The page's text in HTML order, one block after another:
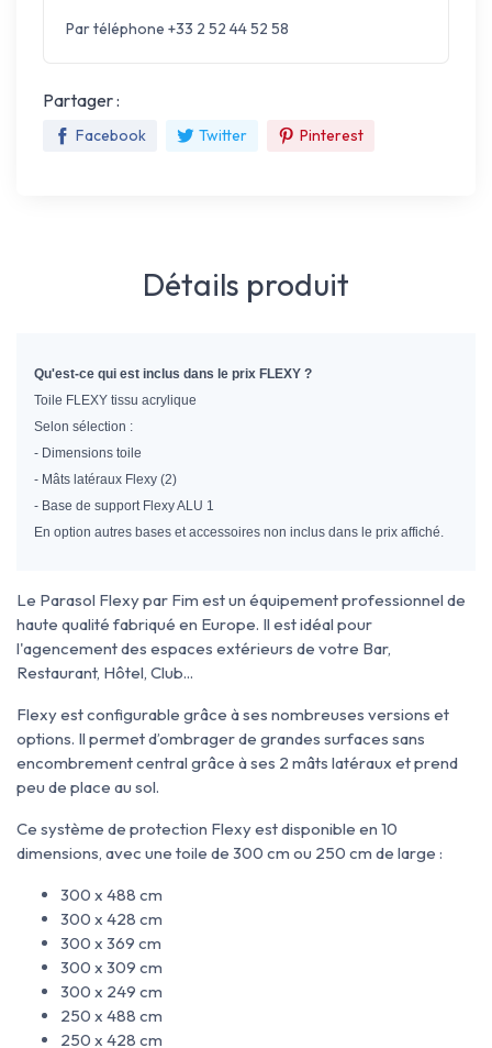
Par téléphone +33 2 52 44 52 58
Partager :
Facebook Twitter Pinterest
Détails produit
Qu'est-ce qui est inclus dans le prix FLEXY ?
Toile FLEXY tissu acrylique
Selon sélection :
- Dimensions toile
- Mâts latéraux Flexy (2)
- Base de support Flexy ALU 1
En option autres bases et accessoires non inclus dans le prix affiché.
Le Parasol Flexy par Fim est un équipement professionnel de
haute qualité fabriqué en Europe. Il est idéal pour
l'agencement des espaces extérieurs de votre Bar,
Restaurant, Hôtel, Club...
Flexy est configurable grâce à ses nombreuses versions et
options. Il permet d’ombrager de grandes surfaces sans
encombrement central grâce à ses 2 mâts latéraux et prend
peu de place au sol.
Ce système de protection Flexy est disponible en 10
dimensions, avec une toile de 300 cm ou 250 cm de large :
300 x 488 cm
300 x 428 cm
300 x 369 cm
300 x 309 cm
300 x 249 cm
250 x 488 cm
250 x 428 cm